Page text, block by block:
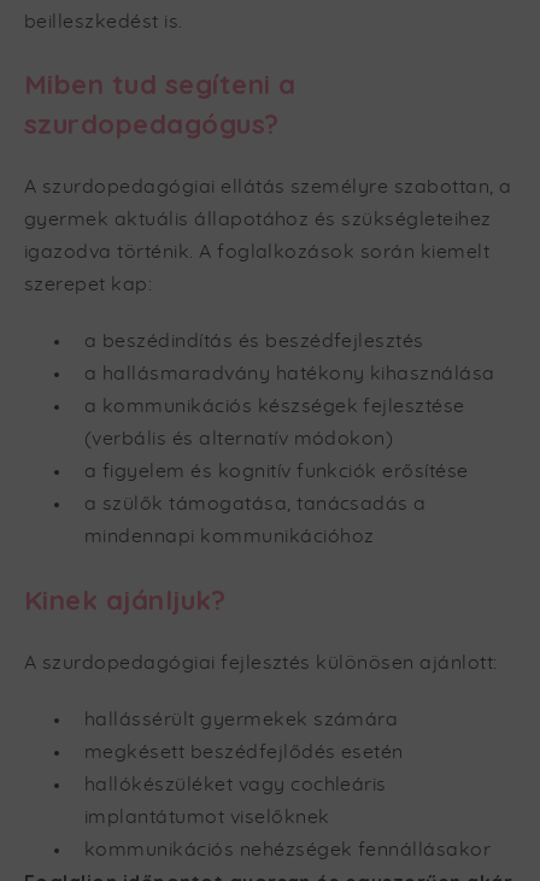
beilleszkedést is.
Miben tud segíteni a
szurdopedagógus?
A szurdopedagógiai ellátás személyre szabottan, a
gyermek aktuális állapotához és szükségleteihez
igazodva történik. A foglalkozások során kiemelt
szerepet kap:
a beszédindítás és beszédfejlesztés
a hallásmaradvány hatékony kihasználása
a kommunikációs készségek fejlesztése
(verbális és alternatív módokon)
a figyelem és kognitív funkciók erősítése
a szülők támogatása, tanácsadás a
mindennapi kommunikációhoz
Kinek ajánljuk?
A szurdopedagógiai fejlesztés különösen ajánlott:
hallássérült gyermekek számára
megkésett beszédfejlődés esetén
hallókészüléket vagy cochleáris
implantátumot viselőknek
kommunikációs nehézségek fennállásakor